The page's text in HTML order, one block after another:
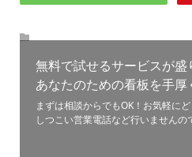
無料で試せるサービスが盛
あなたのための看板を手厚
まずは相談からでもOK！お気軽にど
しつこい営業電話など行いませんの